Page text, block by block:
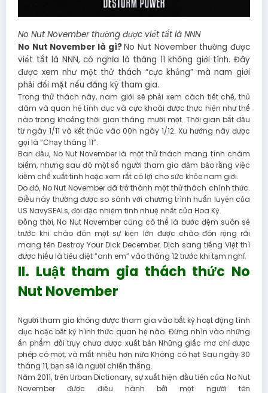
No Nut November thường được viết tắt là NNN
No Nut November là gì?No Nut November thường được
viết tắt là NNN, có nghĩa là tháng 11 không giới tính. Đây
được xem như một thử thách “cực khủng” mà nam giới
phải đối mặt nếu đăng ký tham gia.
Trong thử thách này, nam giới sẽ phải xem cách tiết chế, thủ
dâm và quan hệ tình dục và cực khoái được thực hiện như thế
nào trong khoảng thời gian tháng mười một. Thời gian bắt đầu
từ ngày 1/11 và kết thúc vào 00h ngày 1/12. Xu hướng này được
gọi là “Chạy tháng 11”.
Ban đầu, No Nut November là một thử thách mang tính châm
biếm, nhưng sau đó một số người tham gia đảm bảo rằng việc
kiềm chế xuất tinh hoặc xem rất có lợi cho sức khỏe nam giới.
Do đó, No Nut November đã trở thành một thử thách chính thức.
Điều này thường được so sánh với chương trình huấn luyện của
US NavySEALs, đội đặc nhiệm tinh nhuệ nhất của Hoa Kỳ.
Đồng thời, No Nut November cũng có thể là bước đệm suôn sẻ
trước khi chào đón một sự kiện lớn được chào đón rộng rãi
mang tên Destroy Your Dick December. Dịch sang tiếng Việt thì
được hiểu là tiêu diệt “anh em” vào tháng 12 trước khi tạm nghỉ.
II. Luật tham gia thách thức No
Nut November
Người tham gia không được tham gia vào bất kỳ hoạt động tình
dục hoặc bất kỳ hình thức quan hệ nào. Đừng nhìn vào những
ấn phẩm đồi trụy chưa được xuất bản Những giấc mơ chỉ được
phép có một, và mất nhiều hơn nữa Không có hạt Sau ngày 30
tháng 11, bạn sẽ là người chiến thắng.
Năm 2011, trên Urban Dictionary, sự xuất hiện đầu tiên của No Nut
November được điều hành bởi một người tên